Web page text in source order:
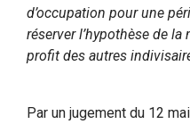
d’occupation pour une
réserver l’hypothèse de
profit des autres
Par un jugement du 12